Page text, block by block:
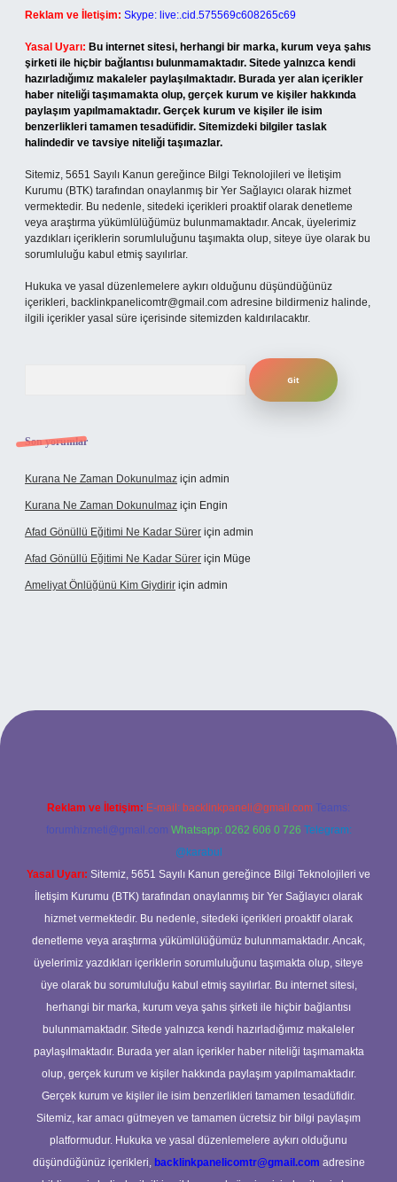
Reklam ve İletişim: Skype: live:.cid.575569c608265c69
Yasal Uyarı: Bu internet sitesi, herhangi bir marka, kurum veya şahıs
şirketi ile hiçbir bağlantısı bulunmamaktadır. Sitede yalnızca kendi
hazırladığımız makaleler paylaşılmaktadır. Burada yer alan içerikler
haber niteliği taşımamakta olup, gerçek kurum ve kişiler hakkında
paylaşım yapılmamaktadır. Gerçek kurum ve kişiler ile isim
benzerlikleri tamamen tesadüfidir. Sitemizdeki bilgiler taslak
halindedir ve tavsiye niteliği taşımazlar.
Sitemiz, 5651 Sayılı Kanun gereğince Bilgi Teknolojileri ve İletişim
Kurumu (BTK) tarafından onaylanmış bir Yer Sağlayıcı olarak hizmet
vermektedir. Bu nedenle, sitedeki içerikleri proaktif olarak denetleme
veya araştırma yükümlülüğümüz bulunmamaktadır. Ancak, üyelerimiz
yazdıkları içeriklerin sorumluluğunu taşımakta olup, siteye üye olarak bu
sorumluluğu kabul etmiş sayılırlar.
Hukuka ve yasal düzenlemelere aykırı olduğunu düşündüğünüz
içerikleri, backlinkpanelicomtr@gmail.com adresine bildirmeniz halinde,
ilgili içerikler yasal süre içerisinde sitemizden kaldırılacaktır.
Son yorumlar
Kurana Ne Zaman Dokunulmaz için admin
Kurana Ne Zaman Dokunulmaz için Engin
Afad Gönüllü Eğitimi Ne Kadar Sürer için admin
Afad Gönüllü Eğitimi Ne Kadar Sürer için Müge
Ameliyat Önlüğünü Kim Giydirir için admin
giriş
Reklam ve İletişim: E-mail: backlinkpaneli@gmail.com Teams:
forumhizmeti@gmail.com Whatsapp: 0262 606 0 726 Telegram:
@karabul
Yasal Uyarı: Sitemiz, 5651 Sayılı Kanun gereğince Bilgi Teknolojileri ve
İletişim Kurumu (BTK) tarafından onaylanmış bir Yer Sağlayıcı olarak
hizmet vermektedir. Bu nedenle, sitedeki içerikleri proaktif olarak
denetleme veya araştırma yükümlülüğümüz bulunmamaktadır. Ancak,
üyelerimiz yazdıkları içeriklerin sorumluluğunu taşımakta olup, siteye
üye olarak bu sorumluluğu kabul etmiş sayılırlar. Bu internet sitesi,
herhangi bir marka, kurum veya şahıs şirketi ile hiçbir bağlantısı
bulunmamaktadır. Sitede yalnızca kendi hazırladığımız makaleler
paylaşılmaktadır. Burada yer alan içerikler haber niteliği taşımamakta
olup, gerçek kurum ve kişiler hakkında paylaşım yapılmamaktadır.
Gerçek kurum ve kişiler ile isim benzerlikleri tamamen tesadüfidir.
Sitemiz, kar amacı gütmeyen ve tamamen ücretsiz bir bilgi paylaşım
platformudur. Hukuka ve yasal düzenlemelere aykırı olduğunu
düşündüğünüz içerikleri, backlinkpanelicomtr@gmail.com adresine